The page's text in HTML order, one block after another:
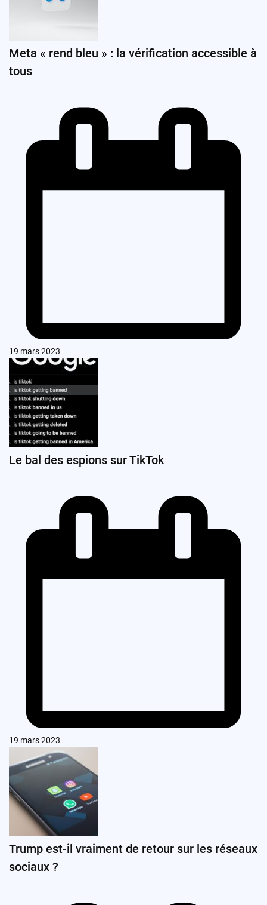
Meta « rend bleu » : la vérification accessible à
tous
19 mars 2023
Le bal des espions sur TikTok
19 mars 2023
Trump est-il vraiment de retour sur les réseaux
sociaux ?